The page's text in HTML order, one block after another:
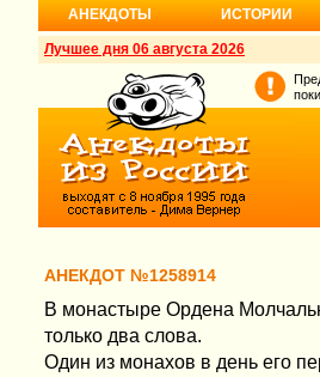
АНЕКДОТЫ ИСТОРИИ
Лучшее дня 06 августа 2026
АНЕКДОТ №1258914
В монастыре Ордена
только два слова.
Один из монахов в день его